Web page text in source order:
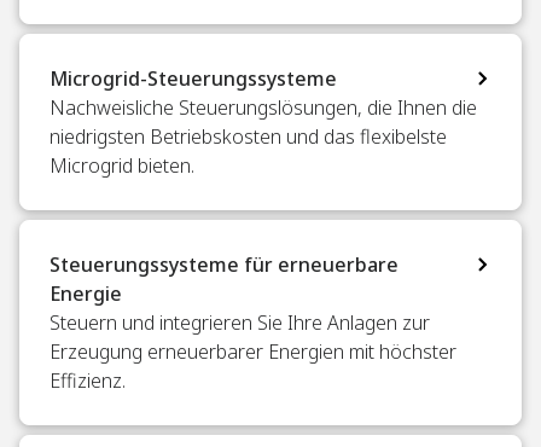
Microgrid-Steuerungssysteme​
Nachweisliche Steuerungslösungen, die Ihnen die
niedrigsten Betriebskosten und das flexibelste
Microgrid bieten. ​
Steuerungssysteme für erneuerbare
Energie​
Steuern und integrieren Sie Ihre Anlagen zur
Erzeugung erneuerbarer Energien mit höchster
Effizienz.​